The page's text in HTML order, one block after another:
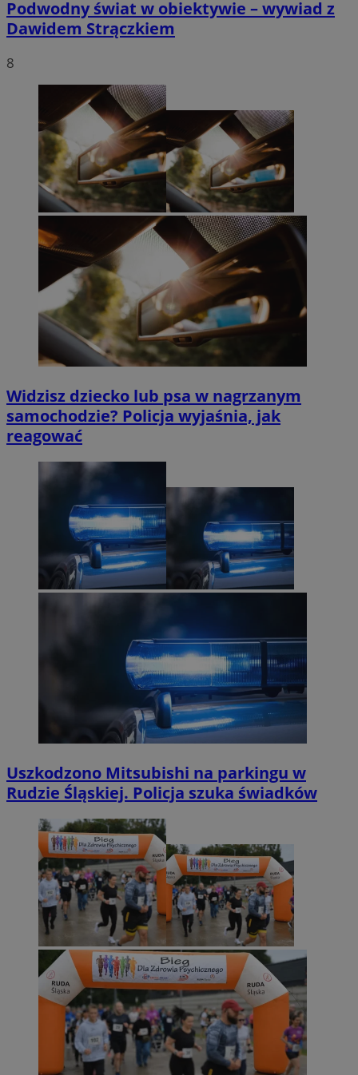
Podwodny świat w obiektywie – wywiad z
Dawidem Strączkiem
8
Widzisz dziecko lub psa w nagrzanym
samochodzie? Policja wyjaśnia, jak
reagować
Uszkodzono Mitsubishi na parkingu w
Rudzie Śląskiej. Policja szuka świadków